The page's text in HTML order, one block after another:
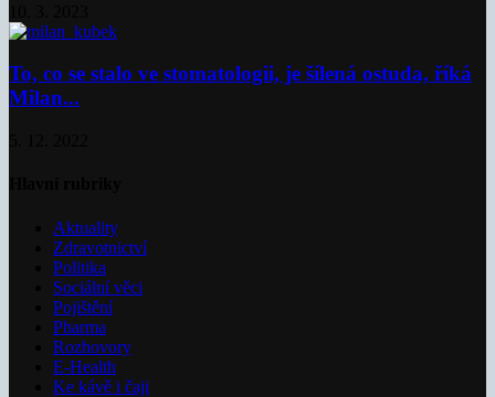
To, co se stalo ve stomatologii, je šílená ostuda, říká
Milan...
Aktuality
Zdravotnictví
Politika
Sociální věci
Pojištění
Pharma
Rozhovory
E-Health
Ke kávě i čaji